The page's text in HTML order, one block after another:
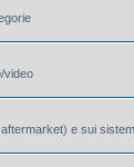
video
e sui